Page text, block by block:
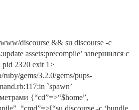
discourse && su discourse -c
assets:precompile’ завершился с
pid 2320 exit 1>
gems/3.2.0/gems/pups-
`spawn’
{“cd”=>“$home”,
“cmd”=>[“su discourse -c ‘bundle